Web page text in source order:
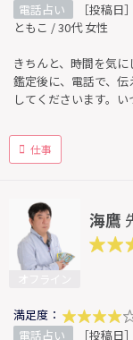
電話占い
［投稿日
ともこ / 30代 女性
きちんと、時間を気に
鑑定後に、電話で、
してくださいます。い
仕事
海鷹
満足度：
電話占い
［投稿日